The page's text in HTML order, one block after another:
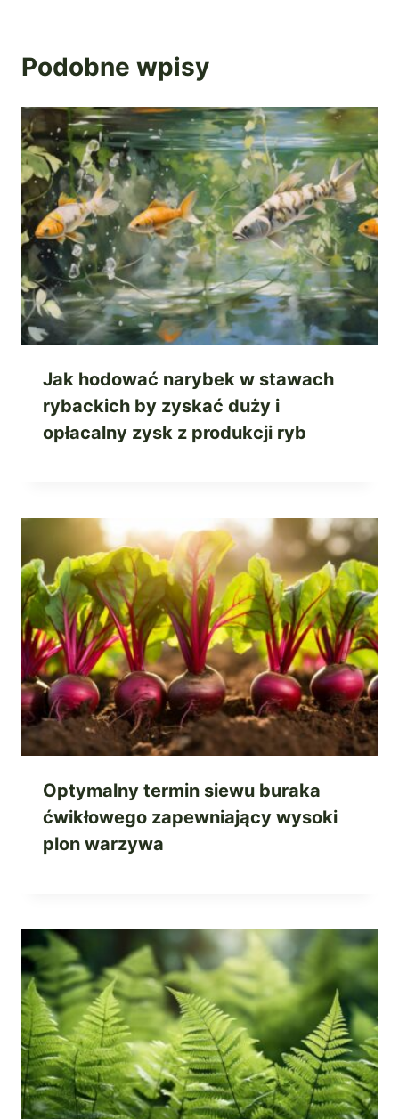
Podobne wpisy
Jak hodować narybek w stawach
rybackich by zyskać duży i
opłacalny zysk z produkcji ryb
Optymalny termin siewu buraka
ćwikłowego zapewniający wysoki
plon warzywa